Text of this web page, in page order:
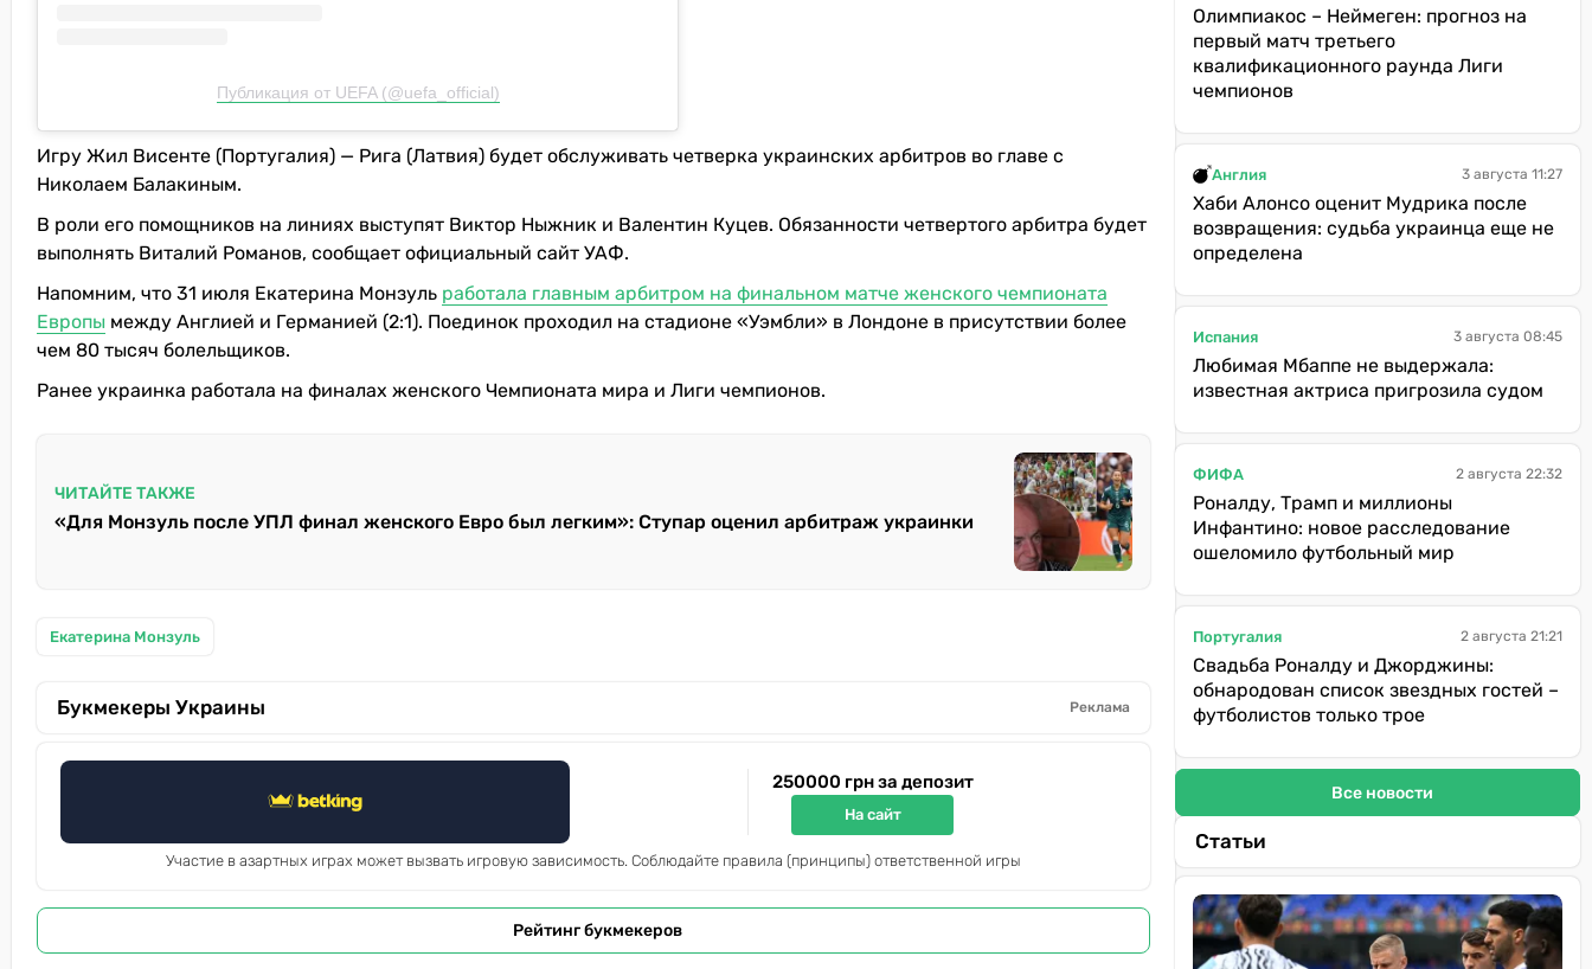
Публикация от UEFA (@uefa_official)
Игру Жил Висенте (Португалия) — Рига (Латвия) будет обслуживать четверка украинских арбитров во главе с
Николаем Балакиным.
В роли его помощников на линиях выступят Виктор Ныжник и Валентин Куцев. Обязанности четвертого арбитра будет
выполнять Виталий Романов, сообщает официальный сайт УАФ.
Напомним, что 31 июля Екатерина Монзуль работала главным арбитром на финальном матче женского чемпионата
Европы между Англией и Германией (2:1). Поединок проходил на стадионе «Уэмбли» в Лондоне в присутствии более
чем 80 тысяч болельщиков.
Ранее украинка работала на финалах женского Чемпионата мира и Лиги чемпионов.
ЧИТАЙТЕ ТАКЖЕ
«Для Монзуль после УПЛ финал женского Евро был легким»: Ступар оценил арбитраж украинки
Екатерина Монзуль
Букмекеры Украины Реклама
250000 грн за депозит
На сайт
Участие в азартных играх может вызвать игровую зависимость. Соблюдайте правила (принципы) ответственной игры
Рейтинг букмекеров
Олимпиакос – Неймеген: прогноз на
первый матч третьего
квалификационного раунда Лиги
чемпионов
Англия 3 августа 11:27
Хаби Алонсо оценит Мудрика после
возвращения: судьба украинца еще не
определена
Испания 3 августа 08:45
Любимая Мбаппе не выдержала:
известная актриса пригрозила судом
ФИФА 2 августа 22:32
Роналду, Трамп и миллионы
Инфантино: новое расследование
ошеломило футбольный мир
Португалия 2 августа 21:21
Свадьба Роналду и Джорджины:
обнародован список звездных гостей –
футболистов только трое
Все новости
Статьи